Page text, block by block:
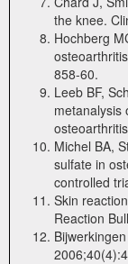
the knee.
Hochberg
858-60.
Leeb BF,
metanalysis
Michel BA,
sulfate in
controlled
Skin
Reaction